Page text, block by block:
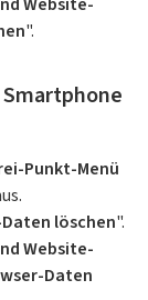
".
Punkt-Menü
löschen".
Website-
Daten